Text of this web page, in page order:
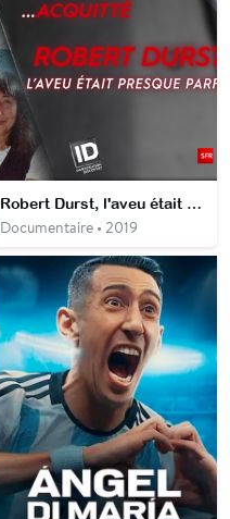
Robert Durst, l'aveu était presque parfait
Documentaire • 2019